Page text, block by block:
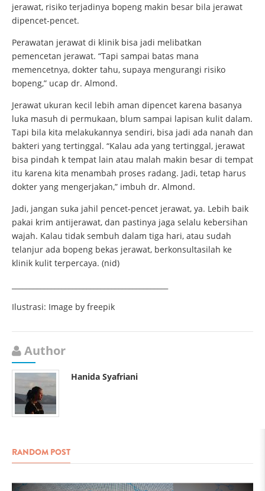
jerawat, risiko terjadinya bopeng makin besar bila jerawat
dipencet-pencet.
Perawatan jerawat di klinik bisa jadi melibatkan
pemencetan jerawat. “Tapi sampai batas mana
memencetnya, dokter tahu, supaya mengurangi risiko
bopeng,” ucap dr. Almond.
Jerawat ukuran kecil lebih aman dipencet karena basanya
luka masuh di permukaan, blum sampai lapisan kulit dalam.
Tapi bila kita melakukannya sendiri, bisa jadi ada nanah dan
bakteri yang tertinggal. “Kalau ada yang tertinggal, jerawat
bisa pindah k tempat lain atau malah makin besar di tempat
itu karena kita menambah proses radang. Jadi, tetap harus
dokter yang mengerjakan,” imbuh dr. Almond.
Jadi, jangan suka jahil pencet-pencet jerawat, ya. Lebih baik
pakai krim antijerawat, dan pastinya jaga selalu kebersihan
wajah. Kalau tidak sembuh dalam tiga hari, atau sudah
telanjur ada bopeng bekas jerawat, berkonsultasilah ke
klinik kulit terpercaya. (nid)
Ilustrasi: Image by freepik
Author
Hanida Syafriani
RANDOM POST